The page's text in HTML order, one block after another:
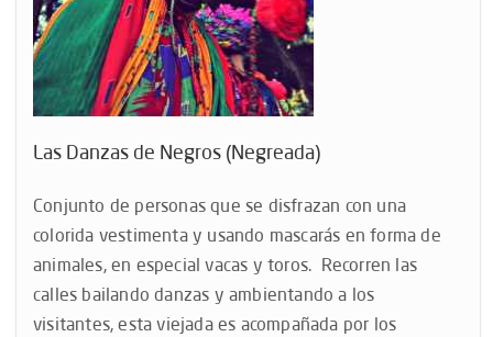
Las Danzas de Negros (Negreada)
Conjunto de personas que se disfrazan con una
colorida vestimenta y usando mascarás en forma de
animales, en especial vacas y toros. Recorren las
calles bailando danzas y ambientando a los
visitantes, esta viejada es acompañada por los